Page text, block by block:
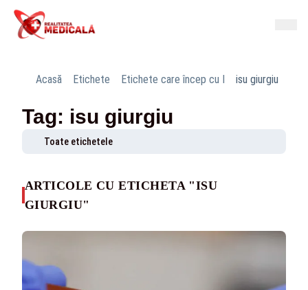
Acasă Etichete Etichete care încep cu I isu giurgiu
Tag: isu giurgiu
Toate etichetele
ARTICOLE CU ETICHETA "ISU
GIURGIU"